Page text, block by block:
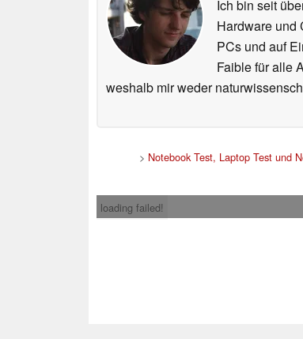
Ich bin seit
Hardware und
PCs und auf
Faible für alle
weshalb mir weder
> Notebook Test, Laptop Test und
loading failed!